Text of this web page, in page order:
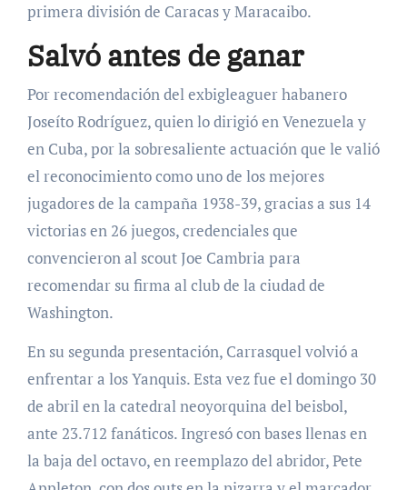
primera división de Caracas y Maracaibo.
Salvó antes de ganar
Por recomendación del exbigleaguer habanero
Joseíto Rodríguez, quien lo dirigió en Venezuela y
en Cuba, por la sobresaliente actuación que le valió
el reconocimiento como uno de los mejores
jugadores de la campaña 1938-39, gracias a sus 14
victorias en 26 juegos, credenciales que
convencieron al scout Joe Cambria para
recomendar su firma al club de la ciudad de
Washington.
En su segunda presentación, Carrasquel volvió a
enfrentar a los Yanquis. Esta vez fue el domingo 30
de abril en la catedral neoyorquina del beisbol,
ante 23.712 fanáticos. Ingresó con bases llenas en
la baja del octavo, en reemplazo del abridor, Pete